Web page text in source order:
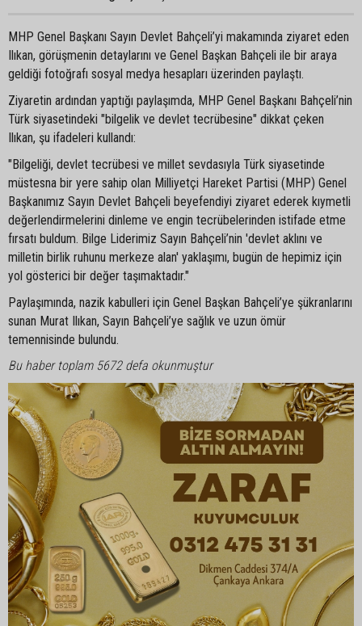
MHP Genel Başkanı Sayın Devlet Bahçeli’yi makamında ziyaret eden
Ilıkan, görüşmenin detaylarını ve Genel Başkan Bahçeli ile bir araya
geldiği fotoğrafı sosyal medya hesapları üzerinden paylaştı.
Ziyaretin ardından yaptığı paylaşımda, MHP Genel Başkanı Bahçeli’nin
Türk siyasetindeki "bilgelik ve devlet tecrübesine" dikkat çeken
Ilıkan, şu ifadeleri kullandı:
"Bilgeliği, devlet tecrübesi ve millet sevdasıyla Türk siyasetinde
müstesna bir yere sahip olan Milliyetçi Hareket Partisi (MHP) Genel
Başkanımız Sayın Devlet Bahçeli beyefendiyi ziyaret ederek kıymetli
değerlendirmelerini dinleme ve engin tecrübelerinden istifade etme
fırsatı buldum. Bilge Liderimiz Sayın Bahçeli’nin 'devlet aklını ve
milletin birlik ruhunu merkeze alan' yaklaşımı, bugün de hepimiz için
yol gösterici bir değer taşımaktadır."
Paylaşımında, nazik kabulleri için Genel Başkan Bahçeli’ye şükranlarını
sunan Murat Ilıkan, Sayın Bahçeli’ye sağlık ve uzun ömür
temennisinde bulundu.
Bu haber toplam 5672 defa okunmuştur